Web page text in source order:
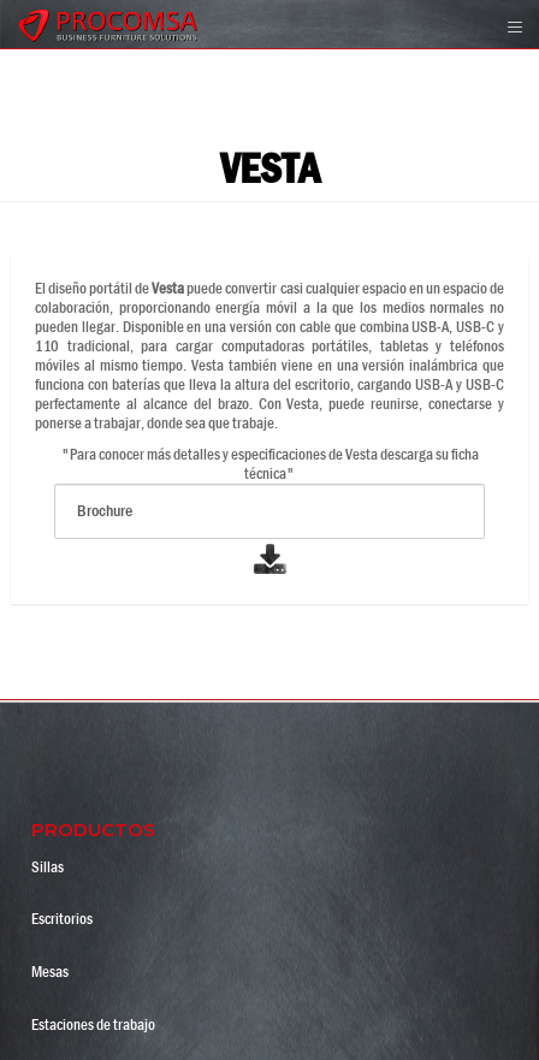
VESTA
El diseño portátil deVestapuede convertir casi cualquier espacio en un espacio de
colaboración, proporcionando energía móvil a la que los medios normales no
pueden llegar. Disponible en una versión con cable que combina USB-A, USB-C y
110 tradicional, para cargar computadoras portátiles, tabletas y teléfonos
móviles al mismo tiempo. Vesta también viene en una versión inalámbrica que
funciona con baterías que lleva la altura del escritorio, cargando USB-A y USB-C
perfectamente al alcance del brazo. Con Vesta, puede reunirse, conectarse y
ponerse a trabajar, donde sea que trabaje.
"Para conocer más detalles y especificaciones de Vesta descarga su ficha
técnica"
PRODUCTOS
Sillas
Escritorios
Mesas
Estaciones de trabajo